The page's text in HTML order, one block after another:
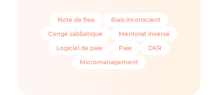
Note de frais
Biais inconscient
Congé sabbatique
Mentorat inversé
Logiciel de paie
Paie
OKR
Micromanagement